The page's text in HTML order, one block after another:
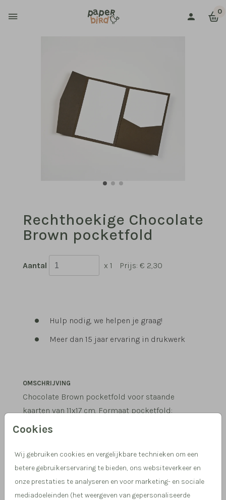
0
Cookies
Wij gebruiken cookies en vergelijkbare technieken om een
betere gebruikerservaring te bieden, ons websiteverkeer en
onze prestaties te analyseren en voor marketing- en sociale
mediadoeleinden (het weergeven van gepersonaliseerde
Rechthoekige Chocolate
Brown pocketfold
Aantal x 1 Prijs: € 2,30
Hulp nodig, we helpen je graag!
Meer dan 15 jaar ervaring in drukwerk
OMSCHRIJVING
Chocolate Brown pocketfold voor staande
kaarten van 11x17 cm. Formaat pocketfold:
12,5x18,5 cm. Kies voor envelopmaat 13,5 x 20 cm.
Overzicht prijzen - Rechthoekige Chocolate Brown
pocketfold
Min. aantal Max. aantal Prijs: